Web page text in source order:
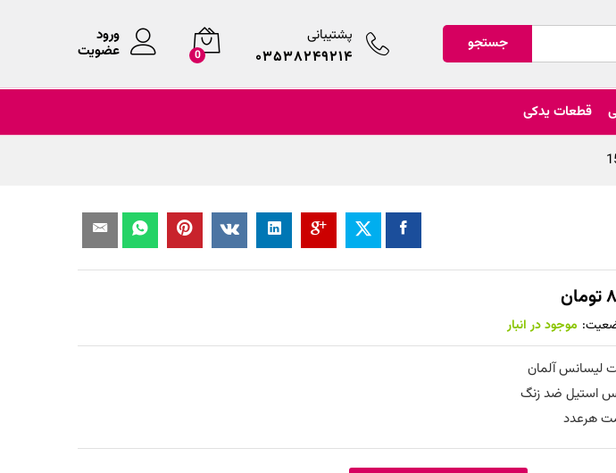
جستجو پشتیبانی
۰۳۵۳۸۲۴۹۲۱۴ 0
ورود
عضویت
قطعات یدکی
تومان
موجود در انبار
لیسانس آلمان
استیل ضد زنگ
هرعدد